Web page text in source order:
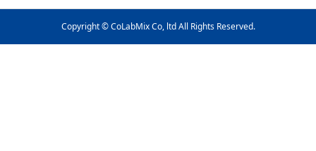
Copyright © CoLabMix Co, ltd All Rights Reserved.